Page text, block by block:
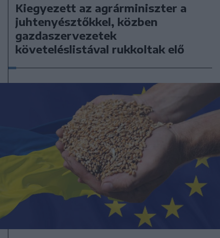
Kiegyezett az agrárminiszter a
juhtenyésztőkkel, közben
gazdaszervezetek
követeléslistával rukkoltak elő